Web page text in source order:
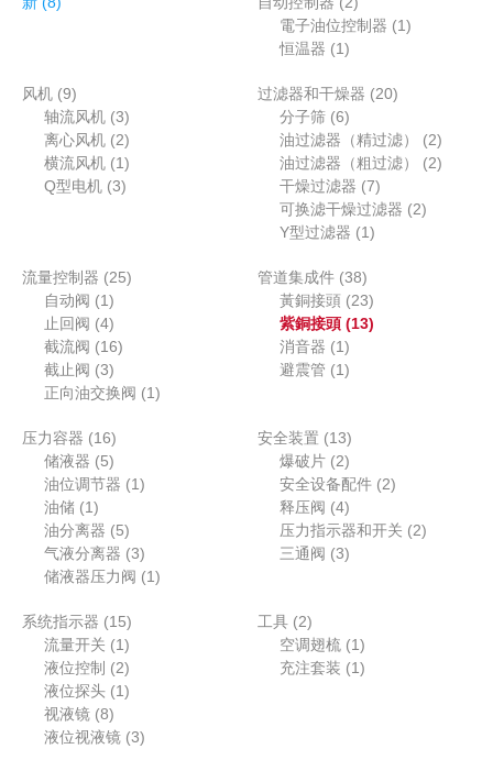
个
電子油位控制器 1 1
恒温器 1 1
产
品
风机 99
个
产
品
轴流风机 33
个
产
品
离心风机 22
个
产
横流风机 1 1
个
Q型电机 33
过滤器和干燥器 202
个
产
分子筛 66
个
产
品
油过滤器（精过滤） 22
个
油过滤器（粗过滤） 22
干燥过滤器 77
个
可换滤干燥过滤器 22
Y型过滤器 1 1
品
流量控制器 252
自动阀 1 1
个
产
品
止回阀 44
个
产
品
截流阀 161
个
截止阀 33
个
品
正向油交换阀 1 1
管道集成件 383
8
个
黃銅接頭 232
3
紫銅接頭 131
消音器 1 1
个
避震管 1 1
品
压力容器 161
6
个
品
储液器 55
个
品
油位调节器 1 1
品
油储 1 1
个
产
品
油分离器 55
个
产
气液分离器 33
个
储液器压力阀 1 1
安全装置 131
3
个
产
品
爆破片 22
个
产
品
安全设备配件 22
产
释压阀 44
个
产
压力指示器和开关 22
三通阀 33
系统指示器 151
5
个
产
流量开关 1 1
个
产
液位控制 22
个
品
液位探头 1 1
产
视液镜 88
个
液位视液镜 33
工具 22
个
产
空调翅梳 1 1
个
充注套装 1 1